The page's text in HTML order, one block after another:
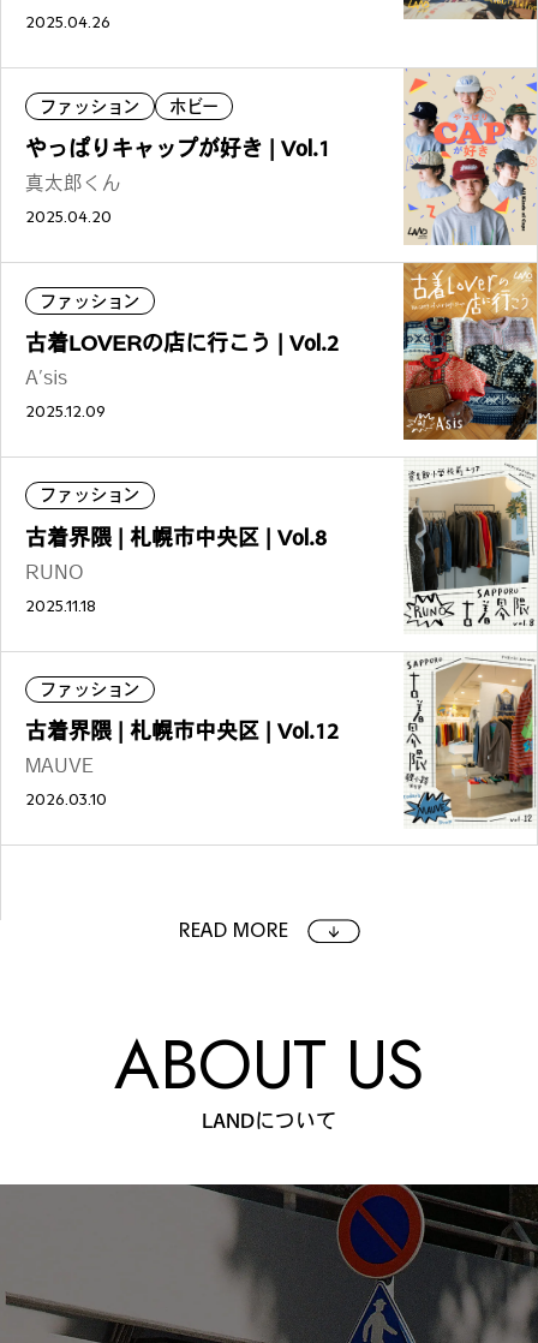
2025.04.26
ファッション ホビー
やっぱりキャップが好き | Vol.1
真太郎くん
2025.04.20
ファッション
古着LOVERの店に行こう | Vol.2
A’sis
2025.12.09
ファッション
古着界隈 | 札幌市中央区 | Vol.8
RUNO
2025.11.18
ファッション
古着界隈 | 札幌市中央区 | Vol.12
MAUVE
2026.03.10
READ MORE
ABOUT US
LANDについて